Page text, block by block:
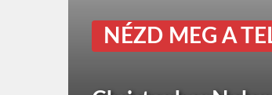
NÉZD MEG A